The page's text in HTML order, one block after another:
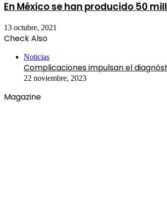
En México se han producido 50
13 octubre, 2021
Check Also
Noticias
Complicaciones impulsan el
22 noviembre, 2023
Magazine